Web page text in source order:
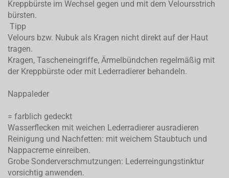
Kreppbürste im Wechsel gegen und mit dem Veloursstrich
bürsten.
Tipp
Velours bzw. Nubuk als Kragen nicht direkt auf der Haut
tragen.
Kragen, Tascheneingriffe, Ärmelbündchen regelmäßig mit
der Kreppbürste oder mit Lederradierer behandeln.
Nappaleder
= farblich gedeckt
Wasserflecken mit weichen Lederradierer ausradieren
Reinigung und Nachfetten: mit weichem Staubtuch und
Nappacreme einreiben.
Grobe Sonderverschmutzungen: Lederreingungstinktur
vorsichtig anwenden.